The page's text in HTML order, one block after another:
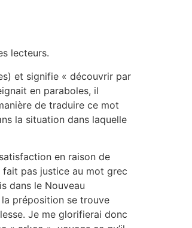
lecteurs.
et signifie « découvrir par
en paraboles, il
de traduire ce mot
la situation dans laquelle
en raison de
pas justice au mot grec
dans le Nouveau
préposition se trouve
Je me glorifierai donc